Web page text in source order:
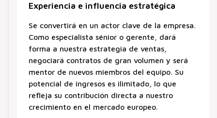
Experiencia e influencia estratégica
Se convertirá en un actor clave de la empresa.
Como especialista sénior o gerente, dará
forma a nuestra estrategia de ventas,
negociará contratos de gran volumen y será
mentor de nuevos miembros del equipo. Su
potencial de ingresos es ilimitado, lo que
refleja su contribución directa a nuestro
crecimiento en el mercado europeo.